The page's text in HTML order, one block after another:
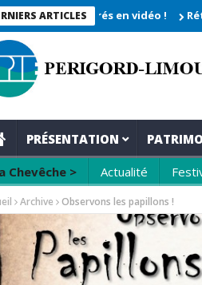
ARTICLES
enregistrés en vidéo !
PRÉSENTATION
Chevêche > Actualité
Archive Observons les papillons !